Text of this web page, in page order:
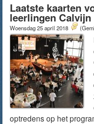
Laatste kaarten
leerlingen
Woensdag 25 april 2018
optredens op het